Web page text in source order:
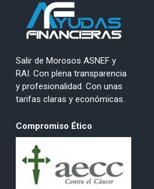
Salir de Morosos ASNEF y
RAI. Con plena transparencia
y profesionalidad. Con unas
tarifas claras y económicas.
Compromiso Ético